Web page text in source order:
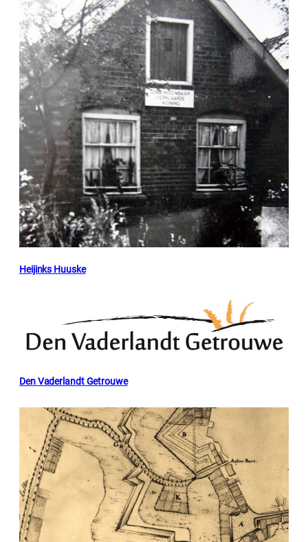
Heijinks Huuske
Den Vaderlandt Getrouwe